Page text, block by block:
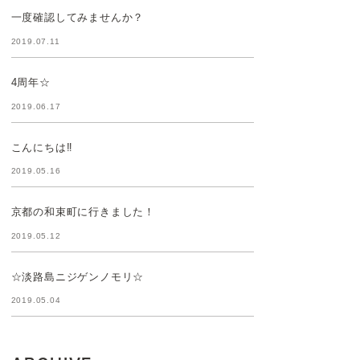
一度確認してみませんか？
2019.07.11
4周年☆
2019.06.17
こんにちは‼︎
2019.05.16
京都の和束町に行きました！
2019.05.12
☆淡路島ニジゲンノモリ☆
2019.05.04